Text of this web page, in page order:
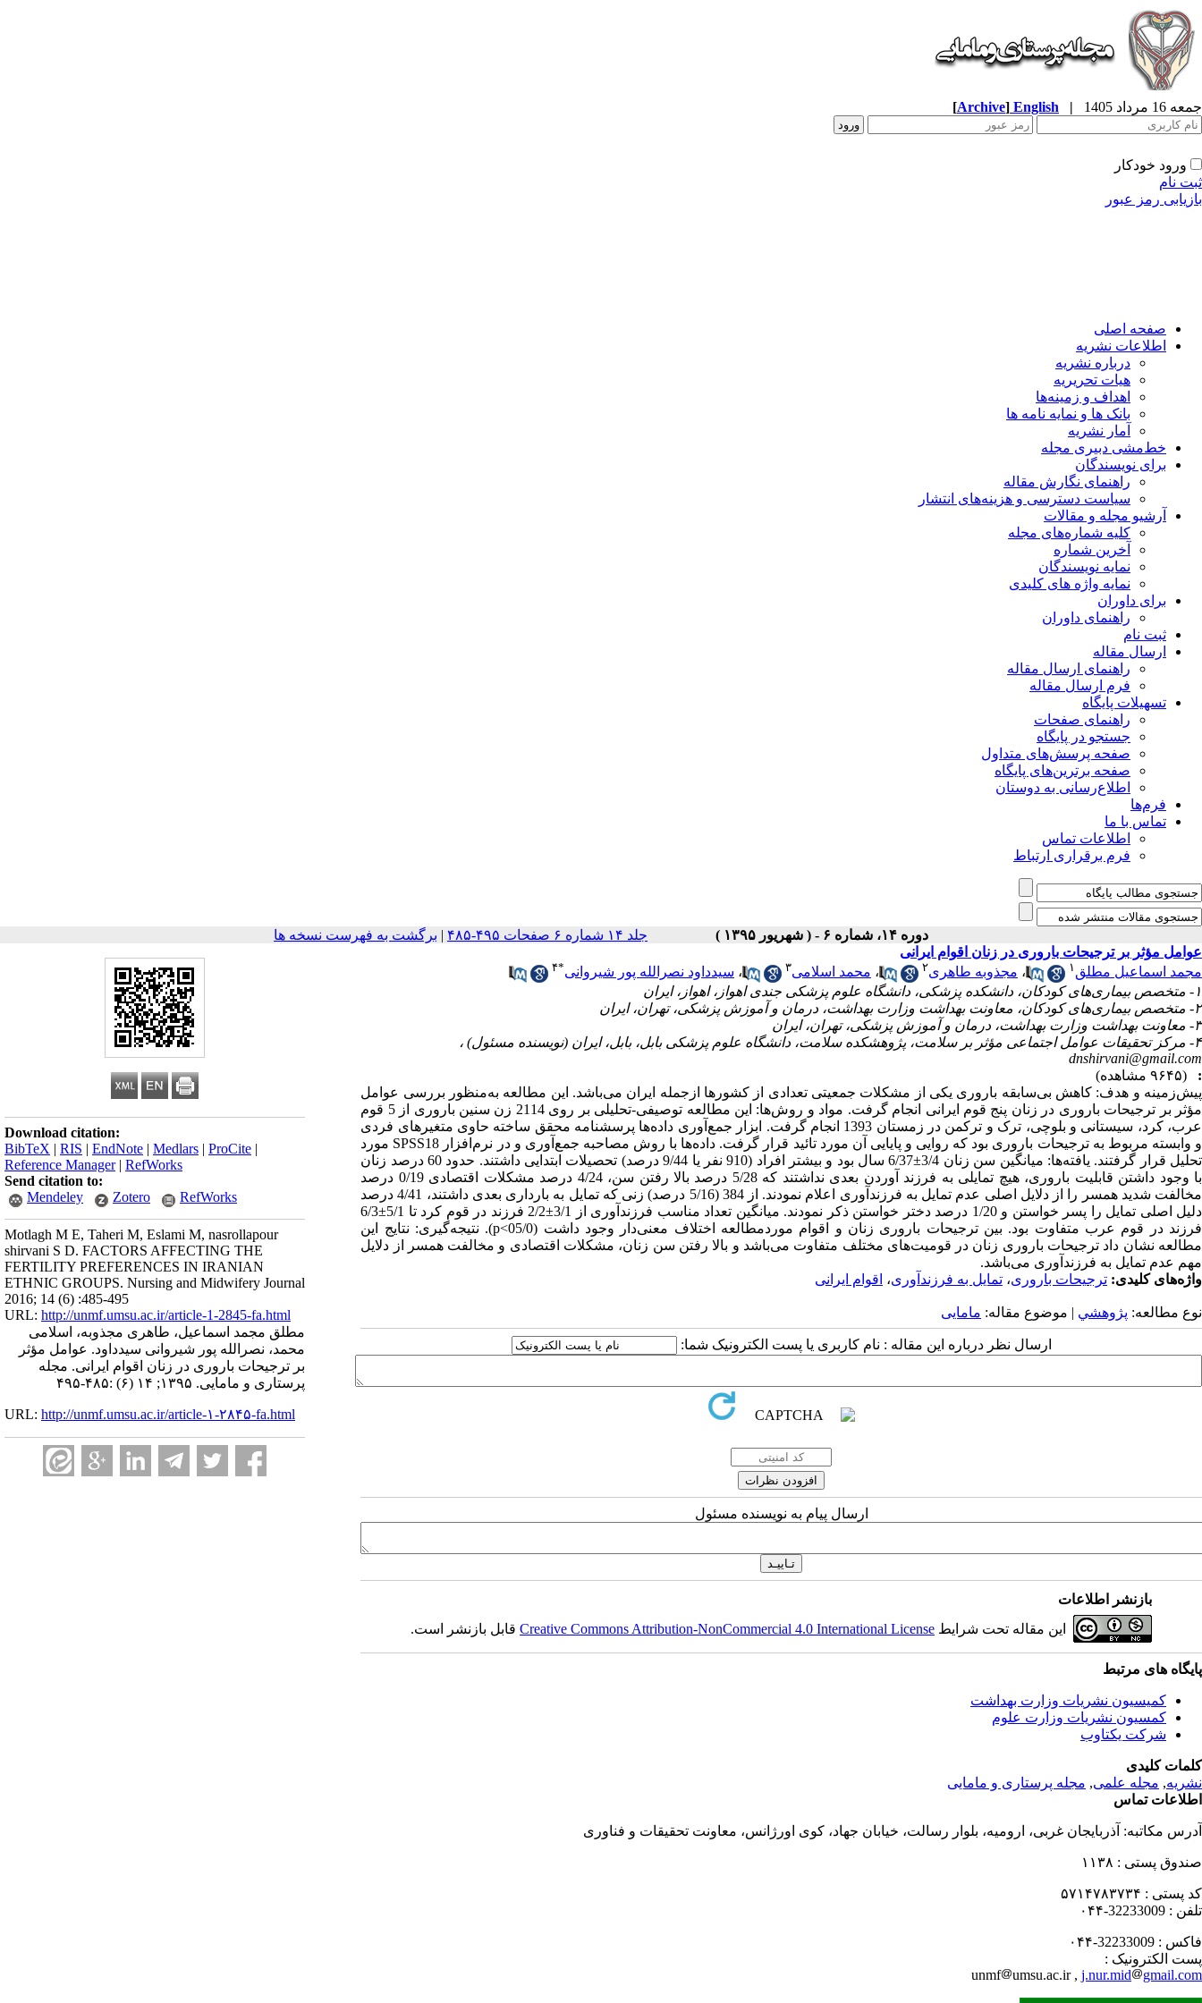
جمعه 16 مرداد 1405 |
English
[Archive]
ورود خودکار
ثبت نام
بازیابی رمز عبور
صفحه اصلی
اطلاعات نشریه
درباره نشریه
هیات تحریریه
اهداف و زمینه‌ها
بانک ها و نمایه نامه ها
آمار نشریه
خط‌مشی دبیری مجله
برای نویسندگان
راهنمای نگارش مقاله
سیاست دسترسی و هزینه‌های انتشار
آرشیو مجله و مقالات
کلیه شماره‌های مجله
آخرین شماره
نمایه نویسندگان
نمایه واژه های کلیدی
برای داوران
راهنمای داوران
ثبت نام
ارسال مقاله
راهنمای ارسال مقاله
فرم ارسال مقاله
تسهیلات پایگاه
راهنمای صفحات
جستجو در پایگاه
صفحه پرسش‌های متداول
صفحه برترین‌های پایگاه
اطلاع‌رسانی به دوستان
فرم‌ها
تماس با ما
اطلاعات تماس
فرم برقراری ارتباط
دوره ۱۴، شماره ۶ - ( شهریور ۱۳۹۵ ) جلد ۱۴ شماره ۶ صفحات ۴۹۵-۴۸۵ | برگشت به فهرست نسخه ها
Download citation:
BibTeX | RIS | EndNote | Medlars | ProCite |
Reference Manager| RefWorks
Send citation to:
Mendeley
Zotero RefWorks
Motlagh M E, Taheri M, Eslami M, nasrollapour
shirvani S D. FACTORS AFFECTING THE
FERTILITY PREFERENCES IN IRANIAN
ETHNIC GROUPS. Nursing and Midwifery Journal
2016; 14 (6) :485-495
URL: http://unmf.umsu.ac.ir/article-1-2845-fa.html
مطلق مجمد اسماعیل، طاهری مجذوبه، اسلامی
محمد، نصرالله پور شیروانی سیدداود. عوامل مؤثر
بر ترجیحات باروری در زنان اقوام ایرانی. مجله
پرستاری و مامایی. ۱۳۹۵; ۱۴ (۶) :۴۸۵-۴۹۵
URL: http://unmf.umsu.ac.ir/article-۱-۲۸۴۵-fa.html
عوامل مؤثر بر ترجیحات باروری در زنان اقوام ایرانی
مجمد اسماعیل مطلق ۱ ، مجذوبه طاهری۲ ، محمد اسلامی۳ ، سیدداود نصرالله پور شیروانی*۴
۱- متخصص بیماری‌‌های کودکان، دانشکده پزشکی، دانشگاه علوم پزشکی جندی اهواز، اهواز، ایران
۲- متخصص بیماری‌‌های کودکان، معاونت بهداشت وزارت بهداشت، درمان و آموزش پزشکی، تهران، ایران
۳- معاونت بهداشت وزارت بهداشت، درمان و آموزش پزشکی، تهران، ایران
۴- مرکز تحقیقات عوامل اجتماعی مؤثر بر سلامت، پژوهشکده سلامت، دانشگاه علوم پزشکی بابل، بابل، ایران (نویسنده مسئول) ،
dnshirvani@gmail.com
:
(۹۶۴۵ مشاهده)
پیش‌زمینه و هدف: کاهش بی‌‌سابقه باروری یکی از مشکلات جمعیتی تعدادی از کشورها ازجمله ایران می‌‌باشد. این مطالعه به‌منظور بررسی عوامل
مؤثر بر ترجیحات باروری در زنان پنج قوم ایرانی انجام گرفت. مواد و روش‌ها: این مطالعه توصیفی-تحلیلی بر روی 2114 زن سنین باروری از 5 قوم
عرب، کرد، سیستانی و بلوچی، ترک و ترکمن در زمستان 1393 انجام گرفت. ابزار جمع‌‌آوری داده‌‌ها پرسشنامه محقق ساخته حاوی متغیرهای فردی
و وابسته مربوط به ترجیحات باروری بود که روایی و پایایی آن مورد تائید قرار گرفت. داده‌‌ها با روش مصاحبه جمع‌‌آوری و در نرم‌‌افزار SPSS18 مورد
تحلیل قرار گرفتند. یافته‌‌ها: میانگین سن زنان 3/4±6/37 سال بود و بیشتر افراد (910 نفر یا 9/44 درصد) تحصیلات ابتدایی داشتند. حدود 60 درصد زنان
با وجود داشتن قابلیت باروری، هیچ تمایلی به فرزند آوردن بعدی نداشتند که 5/28 درصد بالا رفتن سن، 4/24 درصد مشکلات اقتصادی 0/19 درصد
مخالفت شدید همسر را از دلایل اصلی عدم تمایل به فرزندآوری اعلام نمودند. از 384 (5/16 درصد) زنی که تمایل به بارداری بعدی داشتند، 4/41 درصد
دلیل اصلی تمایل را پسر خواستن و 1/20 درصد دختر خواستن ذکر نمودند. میانگین تعداد مناسب فرزندآوری از 3/1±2/2 فرزند در قوم کرد تا 5/1±6/3
فرزند در قوم عرب متفاوت بود. بین ترجیحات باروری زنان و اقوام موردمطالعه اختلاف معنی‌‌دار وجود داشت (05/0>p). نتیجه‌‌گیری: نتایج این
مطالعه نشان داد ترجیحات باروری زنان در قومیت‌‌های مختلف متفاوت می‌‌باشد و بالا رفتن سن زنان، مشکلات اقتصادی و مخالفت همسر از دلایل
مهم عدم تمایل به فرزندآوری می‌‌باشد.
واژه‌های کلیدی: ترجیحات باروری، تمایل به فرزندآوری، اقوام ایرانی
نوع مطالعه: پژوهشي | موضوع مقاله: مامایی
ارسال نظر درباره این مقاله : نام کاربری یا پست الکترونیک شما:
ارسال پیام به نویسنده مسئول
بازنشر اطلاعات
این مقاله تحت شرایط Creative Commons Attribution-NonCommercial 4.0 International Licenseقابل بازنشر است.
پایگاه های مرتبط
کمیسیون نشریات وزارت بهداشت
کمسیون نشریات وزارت علوم
شرکت یکتاوب
کلمات کلیدی
نشریه, مجله علمی, مجله پرستاری و مامایی
اطلاعات تماس
آدرس مکاتبه: آذربایجان غربی، ارومیه، بلوار رسالت، خیابان جهاد، کوی اورژانس، معاونت تحقیقات و فناوری
صندوق پستی : ۱۱۳۸
کد پستی : ۵۷۱۴۷۸۳۷۳۴
تلفن : 32233009-۰۴۴
فاکس : 32233009-۰۴۴
پست الکترونیک :
unmf
umsu.ac.ir , j.nur.mid gmail.com